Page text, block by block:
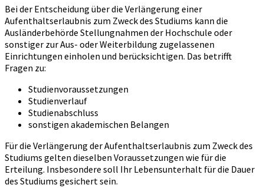
Bei der Entscheidung über die Verlängerung einer
Aufenthaltserlaubnis zum Zweck des Studiums kann die
Ausländerbehörde Stellungnahmen der Hochschule oder
sonstiger zur Aus- oder Weiterbildung zugelassenen
Einrichtungen einholen und berücksichtigen. Das betrifft
Fragen zu:
Studienvoraussetzungen
Studienverlauf
Studienabschluss
sonstigen akademischen Belangen
Für die Verlängerung der Aufenthaltserlaubnis zum Zweck des
Studiums gelten dieselben Voraussetzungen wie für die
Erteilung. Insbesondere soll Ihr Lebensunterhalt für die Dauer
des Studiums gesichert sein.